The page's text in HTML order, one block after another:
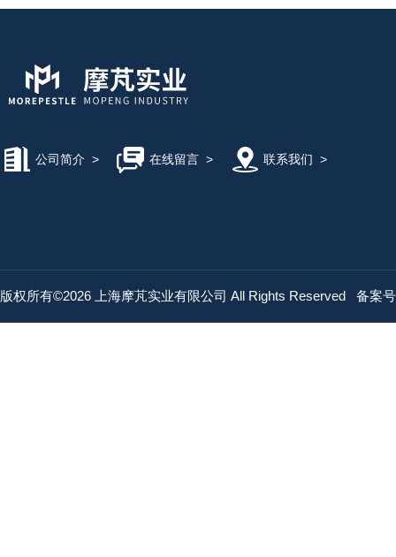
公司简介 > 在线留言> 联系我们 >
版权所有©2026 上海摩芃实业有限公司 All Rights Reserved 备案